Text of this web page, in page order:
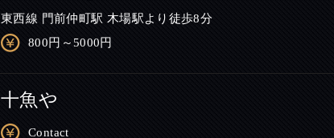
東西線 門前仲町駅 木場駅より徒歩8分
800円～5000円
十魚や
Contact